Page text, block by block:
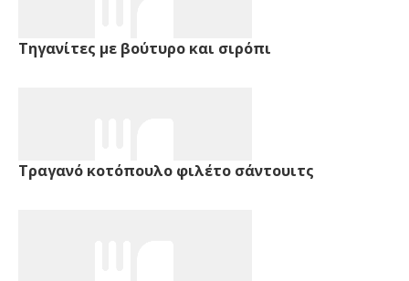
Τηγανίτες με βούτυρο και σιρόπι
Τραγανό κοτόπουλο φιλέτο σάντουιτς